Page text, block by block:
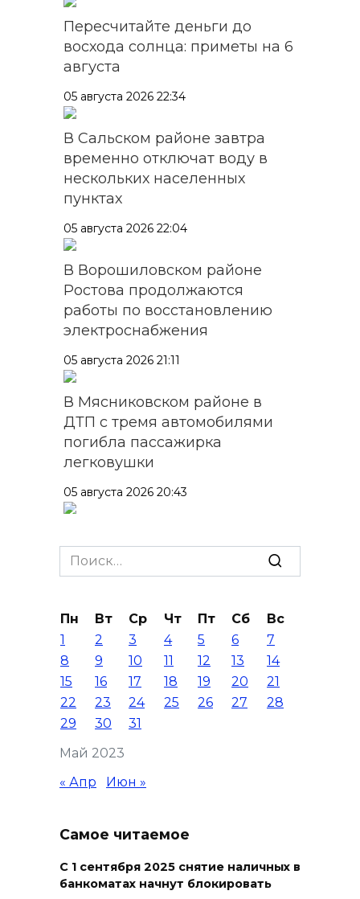
Пересчитайте деньги до
восхода солнца: приметы на 6
августа
05 августа 2026 22:34
В Сальском районе завтра
временно отключат воду в
нескольких населенных
пунктах
05 августа 2026 22:04
В Ворошиловском районе
Ростова продолжаются
работы по восстановлению
электроснабжения
05 августа 2026 21:11
В Мясниковском районе в
ДТП с тремя автомобилями
погибла пассажирка
легковушки
05 августа 2026 20:43
Ростовской области перешли
в чаты в мессенджере MAX
В Ростовской области
пропала 17-летняя девушка
05 августа 2026 19:03
перегрузку: ростовчан
предупредили о рисках
05 августа 2026 18:37
Зарядка со стражем порядка
Search
for:
Май 2023
Пн Вт Ср Чт Пт Сб
Вс
1
2 3 4 5 6
7
8
9 10 11 12 13
14
15
16 17 18 19 20
21
22
23 24 25 26 27
28
29
30 31
« Апр Июн »
Самое читаемое
С 1 сентября 2025 снятие наличных в
банкоматах начнут блокировать